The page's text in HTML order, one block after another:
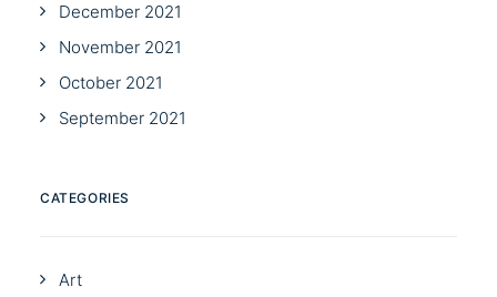
December 2021
November 2021
October 2021
September 2021
CATEGORIES
Art